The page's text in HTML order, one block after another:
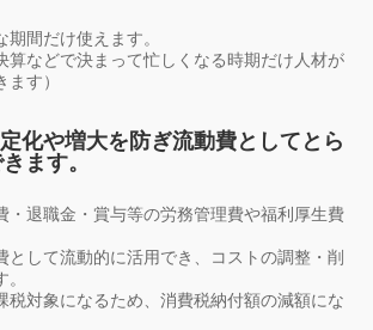
間だけ使えます。
算などで決まって忙しくなる時期だけ人材が
す）
化や増大を防ぎ流動費としてとら
ます。
・退職金・賞与等の労務管理費や福利厚生費
として流動的に活用でき、コストの調整・削
税対象になるため、消費税納付額の減額にな